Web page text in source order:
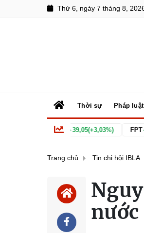
Thứ 6, ngày 7 tháng 8,
Thời sự Pháp luật
39,05(+3,03%) FPT▲ 70,80
Trang chủ Tin chi hội IBLA
nước